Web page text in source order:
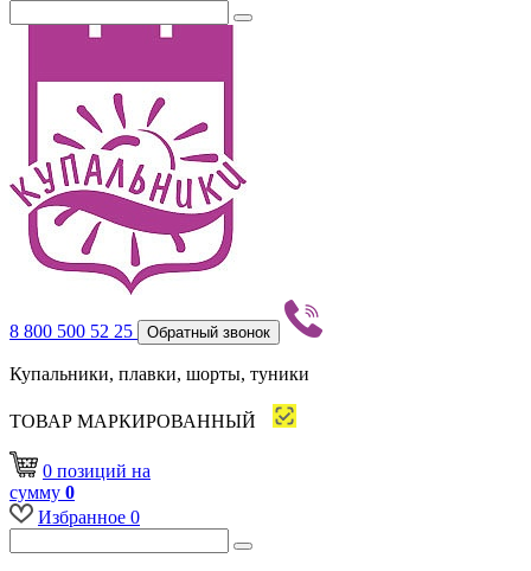
8 800 500 52 25 Обратный звонок
Купальники, плавки, шорты, туники
ТОВАР МАРКИРОВАННЫЙ
0 позиций на
сумму 0
Избранное 0